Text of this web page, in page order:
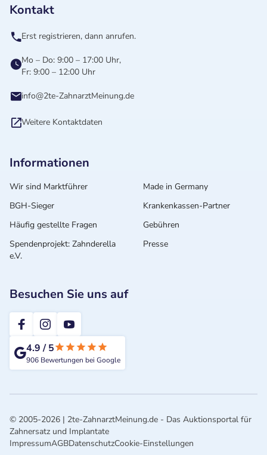
Kontakt
Erst registrieren, dann anrufen.
Mo – Do: 9:00 – 17:00 Uhr,
Fr: 9:00 – 12:00 Uhr
info@2te-ZahnarztMeinung.de
Weitere Kontaktdaten
Informationen
Wir sind Marktführer
Made in Germany
BGH-Sieger
Krankenkassen-Partner
Häufig gestellte Fragen
Gebühren
Spendenprojekt: Zahnderella
e.V.
Presse
Besuchen Sie uns auf
2te-ZahnarztMeinung
4.9/5
906 Bewertungen bei Google
© 2005-2026 | 2te-ZahnarztMeinung.de - Das Auktionsportal für
Zahnersatz und Implantate
ImpressumAGBDatenschutzCookie-Einstellungen